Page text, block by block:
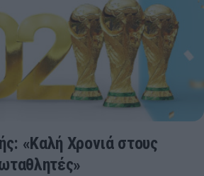
«Καλή Χρονιά στους